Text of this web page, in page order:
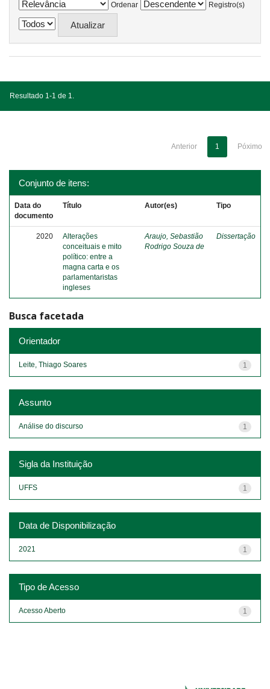
Ordenar
Registro(s)
Resultado 1-1 de 1.
Anterior 1 Póximo
Conjunto de itens:
Data do
documento
Título Autor(es) Tipo
2020
Alterações
conceituais e mito
político: entre a
magna carta e os
parlamentaristas
ingleses
Araujo, Sebastião
Rodrigo Souza de
Dissertação
Busca facetada
Orientador
1
Leite, Thiago Soares
Assunto
1
Análise do discurso
Sigla da Instituição
1
UFFS
Data de Disponibilização
1
2021
Tipo de Acesso
1
Acesso Aberto